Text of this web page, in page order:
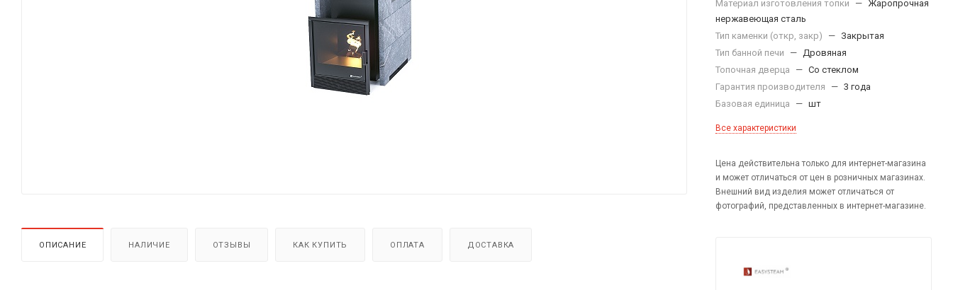
ОПИСАНИЕ НАЛИЧИЕ ОТЗЫВЫ КАК КУПИТЬ ОПЛАТА ДОСТАВКА
Материал изготовления топки — Жаропрочная
нержавеющая сталь
Тип каменки (откр, закр)
— Закрытая
Тип банной печи
— Дровяная
Топочная дверца
— Со стеклом
Гарантия производителя
— 3 года
Базовая единица
— шт
Все характеристики
Цена действительна только для интернет-магазина
и может отличаться от цен в розничных магазинах.
Внешний вид изделия может отличаться от
фотографий, представленных в интернет-магазине.